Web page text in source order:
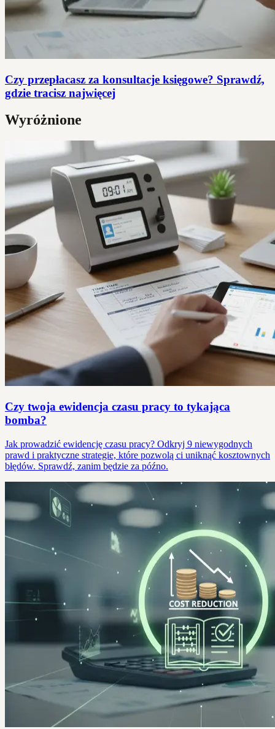
Czy przepłacasz za konsultacje księgowe? Sprawdź,
gdzie tracisz najwięcej
Wyróżnione
Czy twoja ewidencja czasu pracy to tykająca
bomba?
Jak prowadzić ewidencję czasu pracy? Odkryj 9 niewygodnych
prawd i praktyczne strategie, które pozwolą ci uniknąć kosztownych
błędów. Sprawdź, zanim będzie za późno.